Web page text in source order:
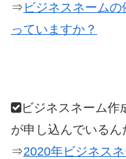
⇒ ビジネスネーム
っていますか？
ビジネスネーム作
が申し込んでいるん
⇒2020年ビジネス